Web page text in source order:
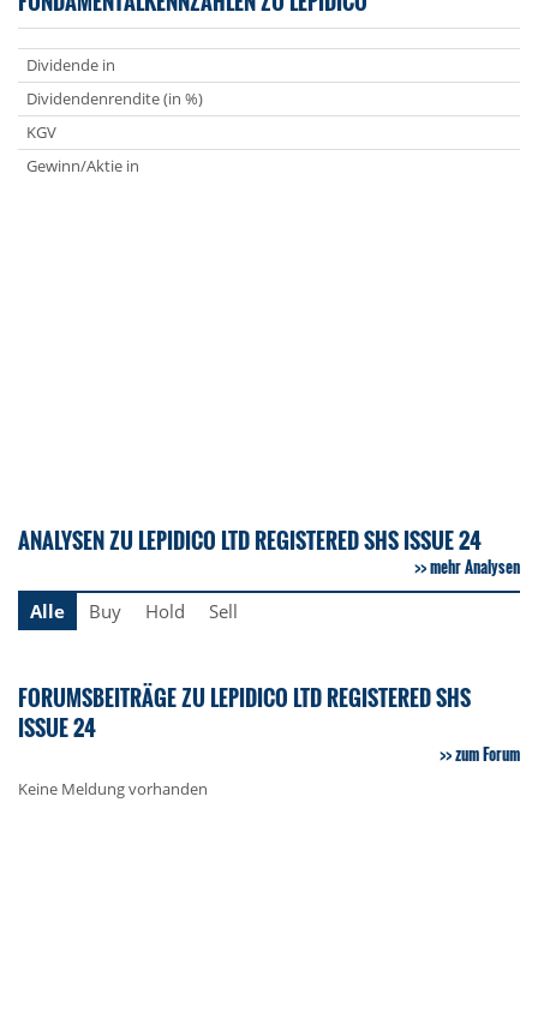
Dividende in
Dividendenrendite (in %)
KGV
Gewinn/Aktie in
ANALYSEN ZU LEPIDICO LTD REGISTERED SHS ISSUE 24
mehr Analysen
Alle
Buy Hold Sell
FORUMSBEITRÄGE ZU LEPIDICO LTD REGISTERED SHS
ISSUE 24
zum Forum
Keine Meldung vorhanden